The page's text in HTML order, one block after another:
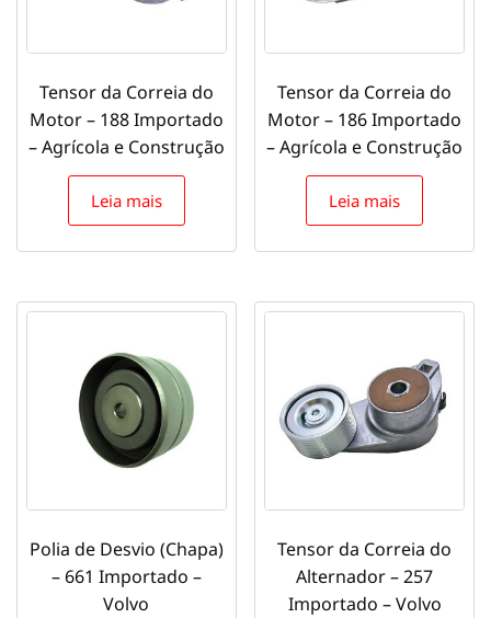
Tensor da Correia do
Motor – 188 Importado
– Agrícola e Construção
Leia mais
Tensor da Correia do
Motor – 186 Importado
– Agrícola e Construção
Leia mais
Polia de Desvio (Chapa)
– 661 Importado –
Volvo
Tensor da Correia do
Alternador – 257
Importado – Volvo